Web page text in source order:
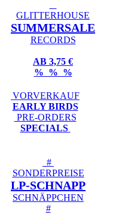
GLITTERHOUSE
SUMMERSALE
RECORDS
AB 3,75 €
% % %
VORVERKAUF
EARLY BIRDS
PRE-ORDERS
SPECIALS
#
SONDERPREISE
LP-SCHNAPP
SCHNÄPPCHEN
#